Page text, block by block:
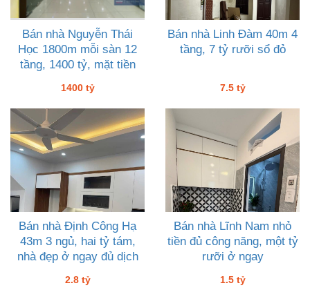
Tìm
kiếm
Đăng
nhập
Bán nhà Nguyễn Thái
Học 1800m mỗi sàn 12
tầng, 1400 tỷ, mặt tiền
1400 tỷ
Bán nhà Linh Đàm 40m 4
tầng, 7 tỷ rưỡi sổ đỏ
7.5 tỷ
Bán nhà Định Công Hạ
43m 3 ngủ, hai tỷ tám,
nhà đẹp ở ngay đủ dịch
2.8 tỷ
Bán nhà Lĩnh Nam nhỏ
tiền đủ công năng, một tỷ
rưỡi ở ngay
1.5 tỷ